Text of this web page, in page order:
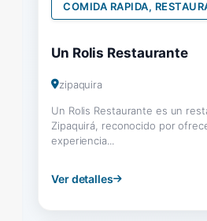
COMIDA RAPIDA,
Un Rolis Restaurante
zipaquira
Un Rolis Restaurante es un
Zipaquirá, reconocido por
experiencia...
Ver detalles